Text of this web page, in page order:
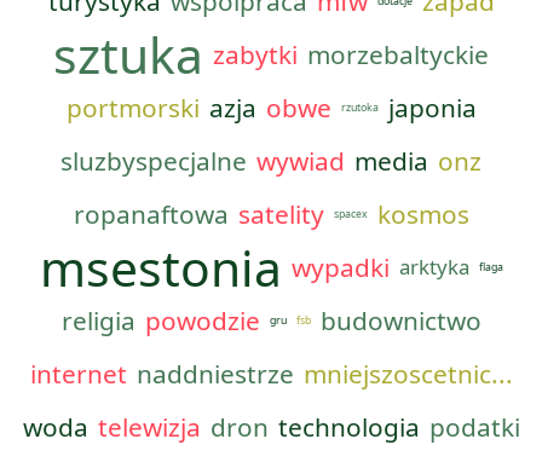
sztuka zabytki morzebaltyckie
portmorski azja obwe rzutoka
japonia
sluzbyspecjalne wywiad media onz
ropanaftowa satelity spacex kosmos
msestonia wypadki arktyka flaga
religia powodzie gru fsb
budownictwo
internet naddniestrze mniejszoscetnic...
woda telewizja dron technologia podatki